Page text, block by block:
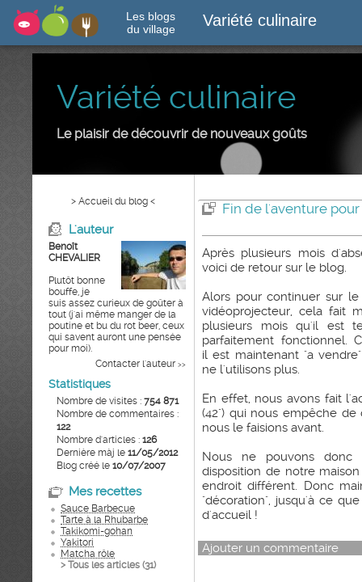
Les blogs
du village
Variété culinaire
Variété culinaire
Le plaisir de découvrir de nouveaux goûts
> Accueil du blog <
L'auteur
Benoît
CHEVALIER
Plutôt bonne
bouffe, je
suis assez curieux de goûter à
tout (j'ai même manger de la
poutine et bu du rot beer, ceux
qui savent auront une pensée
pour moi).
Contacter l'auteur >>
Statistiques
Nombre de visites : 754 871
Nombre de commentaires :
122
Nombre d'articles : 126
Dernière màj le 11/05/2012
Blog créé le 10/07/2007
Mes recettes
Sauce Barbecue
Tarte à la Rhubarbe
Takikomi-gohan
Yakitori
Matcha rôle
> Tous les articles (31)
Fin de l'aventure
Après plusieurs mois
voici de retour sur le blog.
Alors pour continuer sur
vidéoprojecteur, cela fait
plusieurs mois qu'il est
parfaitement fonctionnel.
il est maintenant "a
ne l'utilisons plus.
En effet, nous avons fait
(42") qui nous empêche
nous le faisions avant.
Nous ne pouvons donc
disposition de notre
endroit différent. Donc
"décoration", jusqu'à ce
d'accueil !
Ajouter un commentaire